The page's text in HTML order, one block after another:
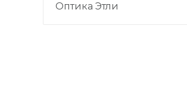
Оптика Этли